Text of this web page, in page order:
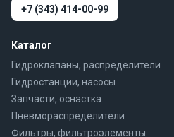
+7 (343) 414-00-99
Каталог
Гидроклапаны, распределители
Гидростанции, насосы
Запчасти, оснастка
Пневмораспределители
Фильтры, фильтроэлементы